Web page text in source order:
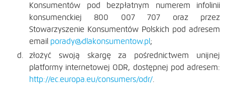
Konsumentów pod bezpłatnym numerem infolinii
konsumenckiej 800 007 707 oraz przez
Stowarzyszenie Konsumentów Polskich pod adresem
email porady@dlakonsumentow.pl;
złożyć swoją skargę za pośrednictwem unijnej
platformy internetowej ODR, dostępnej pod adresem:
http://ec.europa.eu/consumers/odr/.